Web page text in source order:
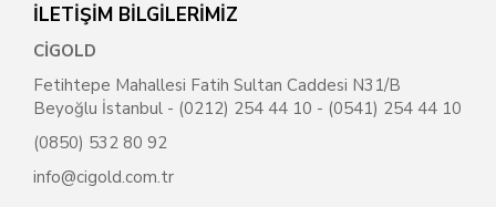
İLETİŞİM BİLGİLERİMİZ
CİGOLD
Fetihtepe Mahallesi Fatih Sultan Caddesi N31/B
Beyoğlu İstanbul - (0212) 254 44 10 - (0541) 254 44 10
(0850) 532 80 92
info@cigold.com.tr